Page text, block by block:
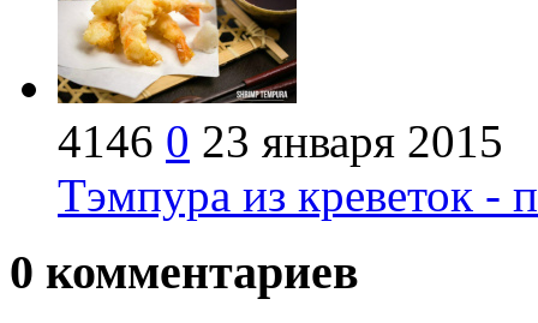
4146 0 23 января 2015
Тэмпура из креветок -
0 комментариев